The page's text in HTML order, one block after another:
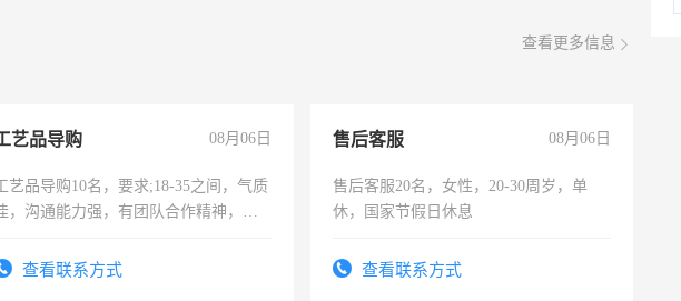
查看更多信息
艺品导购 08月06日
艺品导购10名，要求;18-35之间，气质
，沟通能力强，有团队合作精神，有
查看联系方式
售后客服 08月06日
售后客服20名，女性，20-30周岁，单
休，国家节假日休息
查看联系方式